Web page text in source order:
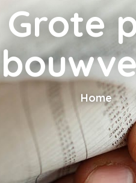
Grote
Home